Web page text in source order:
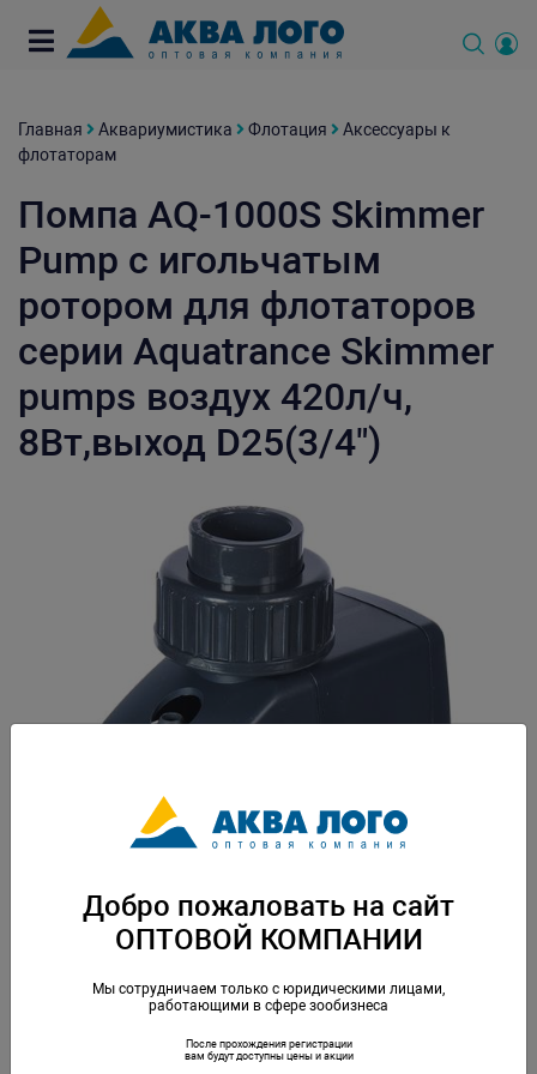
Главная Аквариумистика Флотация
Аксессуары к
флотаторам
Помпа AQ-1000S Skimmer
Pump с игольчатым
ротором для флотаторов
серии Aquatrance Skimmer
pumps воздух 420л/ч,
8Вт,выход D25(3/4")
Добро пожаловать на сайт
ОПТОВОЙ КОМПАНИИ
Мы сотрудничаем только с юридическими лицами,
работающими в сфере зообизнеса
После прохождения регистрации
вам будут доступны цены и акции